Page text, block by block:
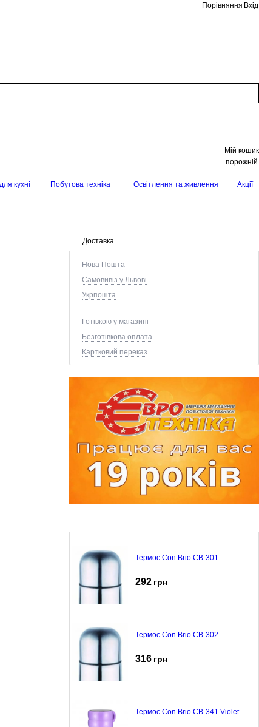
Порівняння Вхід
Мій кошик
порожній
кухні Побутова техніка Освітлення та живлення Акції
Доставка
Нова Пошта
Самовивіз у Львові
Укрпошта
Готівкою у магазині
Безготівкова оплата
Картковий переказ
Термос Con Brio CB-301
292 грн
Термос Con Brio CB-302
316 грн
Термос Con Brio CB-341 Violet